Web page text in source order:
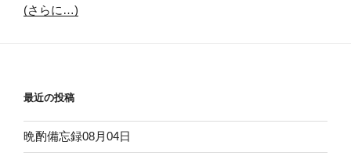
(さらに…)
最近の投稿
晩酌備忘録08月04日